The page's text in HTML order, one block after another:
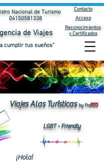
de Viajes
cumplir tus sueños"
Nacional de Turismo
04150581338
Contacto
Acceso
Reconocimientos
y Certificados
Viajes Alas Turísticasby FraVEO
LGBT - Friendly
¡Hola!